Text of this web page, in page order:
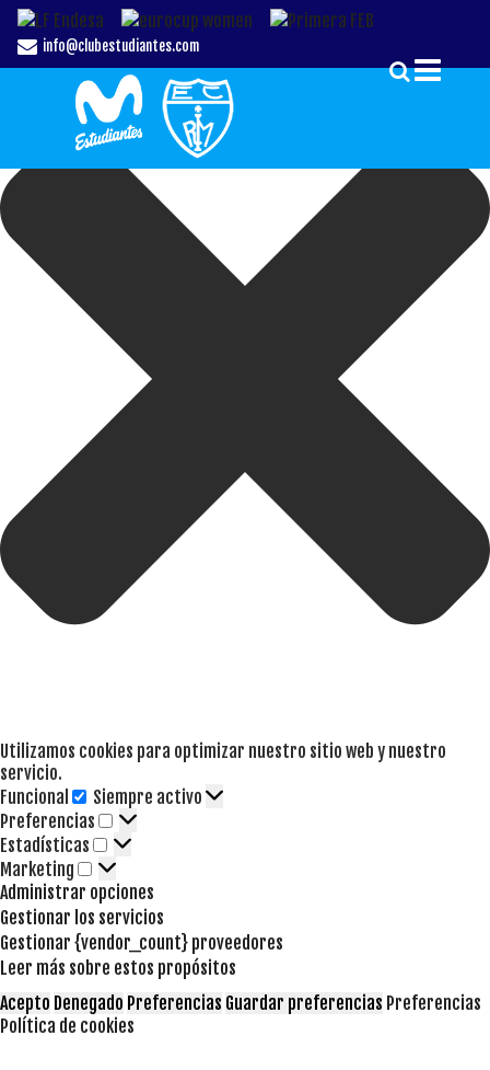
Gestionar el Consentimiento de las Cookies
Utilizamos cookies para optimizar nuestro sitio web y nuestro
servicio.
Funcional
Funcional
Siempre activo
Preferencias
Preferencias
Estadísticas Estadísticas
Marketing Marketing
Administrar opciones
Gestionar los servicios
Gestionar {vendor_count} proveedores
Leer más sobre estos propósitos
Acepto Denegado Preferencias Guardar preferencias Preferencias
Política de cookies
info@clubestudiantes.com